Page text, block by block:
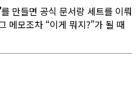
를 만들면 공식 문서랑 세트를 이뤄
메모조차 “이게 뭐지?”가 될 때